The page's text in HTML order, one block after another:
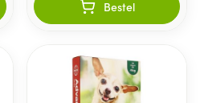
Bestel